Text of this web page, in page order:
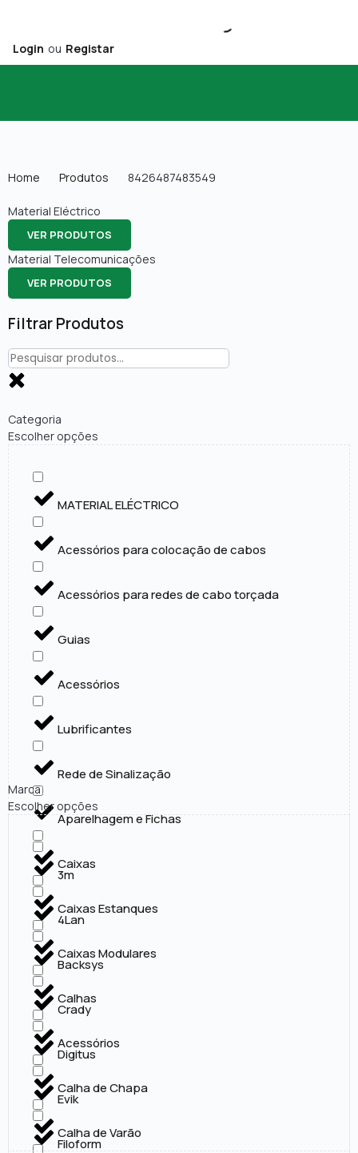
Login ou Registar
Home Produtos 8426487483549
Filtrar Produtos
Categoria
Escolher opções
MATERIAL ELÉCTRICO
Acessórios para colocação de cabos
Acessórios para redes de cabo torçada
Guias
Acessórios
Lubrificantes
Rede de Sinalização
Aparelhagem e Fichas
Caixas
Caixas Estanques
Caixas Modulares
Calhas
Acessórios
Calha de Chapa
Calha de Varão
Marca
Escolher opções
3m
4Lan
Backsys
Crady
Digitus
Evik
Filoform
Material Eléctrico
VER PRODUTOS
Material Telecomunicações
VER PRODUTOS